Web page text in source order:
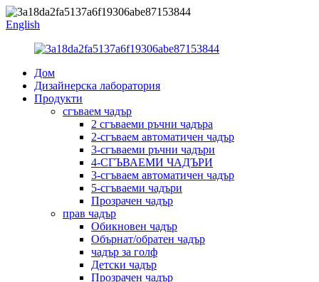
English
Дом
Дизайнерска лаборатория
Продукти
сгъваем чадър
2 сгъваеми ръчни чадъра
2-сгъваем автоматичен чадър
3-сгъваеми ръчни чадъри
4-СГЪВАЕМИ ЧАДЪРИ
3-сгъваем автоматичен чадър
5-сгъваеми чадъри
Прозрачен чадър
прав чадър
Обикновен чадър
Обърнат/обратен чадър
чадър за голф
Детски чадър
Прозрачен чадър